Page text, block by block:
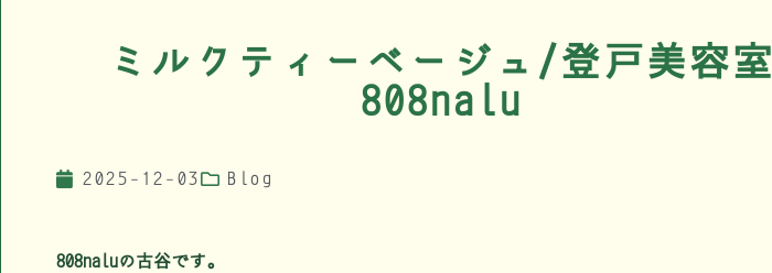
ミルクティーベージュ/登戸美容室
808nalu
2025-12-03 Blog
808naluの古谷です。